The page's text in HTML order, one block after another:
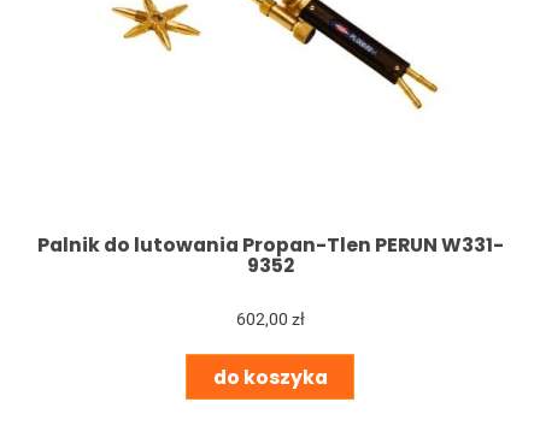
Palnik do lutowania Propan-Tlen PERUN W331-
9352
602,00 zł
do koszyka